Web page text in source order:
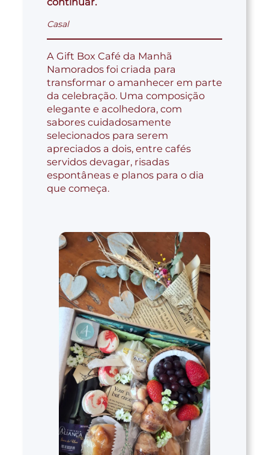
Casal
A Gift Box Café da Manhã
Namorados foi criada para
transformar o amanhecer em parte
da celebração. Uma composição
elegante e acolhedora, com
sabores cuidadosamente
selecionados para serem
apreciados a dois, entre cafés
servidos devagar, risadas
espontâneas e planos para o dia
que começa.